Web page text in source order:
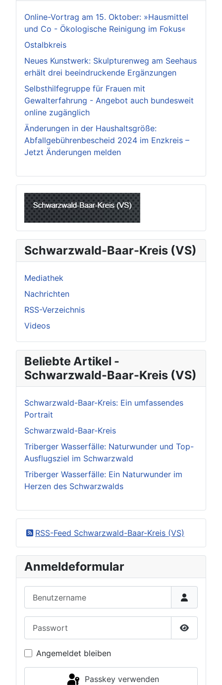
Online-Vortrag am 15. Oktober: »Hausmittel
und Co - Ökologische Reinigung im Fokus«
Ostalbkreis
Neues Kunstwerk: Skulpturenweg am Seehaus
erhält drei beeindruckende Ergänzungen
Selbsthilfegruppe für Frauen mit
Gewalterfahrung - Angebot auch bundesweit
online zugänglich
Änderungen in der Haushaltsgröße:
Abfallgebührenbescheid 2024 im Enzkreis –
Jetzt Änderungen melden
Schwarzwald-Baar-Kreis (VS)
Mediathek
Nachrichten
RSS-Verzeichnis
Videos
Beliebte Artikel -
Schwarzwald-Baar-Kreis (VS)
Schwarzwald-Baar-Kreis: Ein umfassendes
Portrait
Schwarzwald-Baar-Kreis
Triberger Wasserfälle: Naturwunder und Top-
Ausflugsziel im Schwarzwald
Triberger Wasserfälle: Ein Naturwunder im
Herzen des Schwarzwalds
RSS-Feed Schwarzwald-Baar-Kreis (VS)
Anmeldeformular
Passwort
Angemeldet bleiben
Passkey verwenden